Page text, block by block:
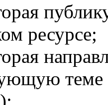
ресурсе;
теме